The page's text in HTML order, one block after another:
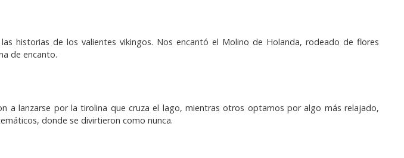
historias de los valientes vikingos. Nos encantó el Molino de Holanda, rodeado de flores
de encanto.
a lanzarse por la tirolina que cruza el lago, mientras otros optamos por algo más relajado,
donde se divirtieron como nunca.